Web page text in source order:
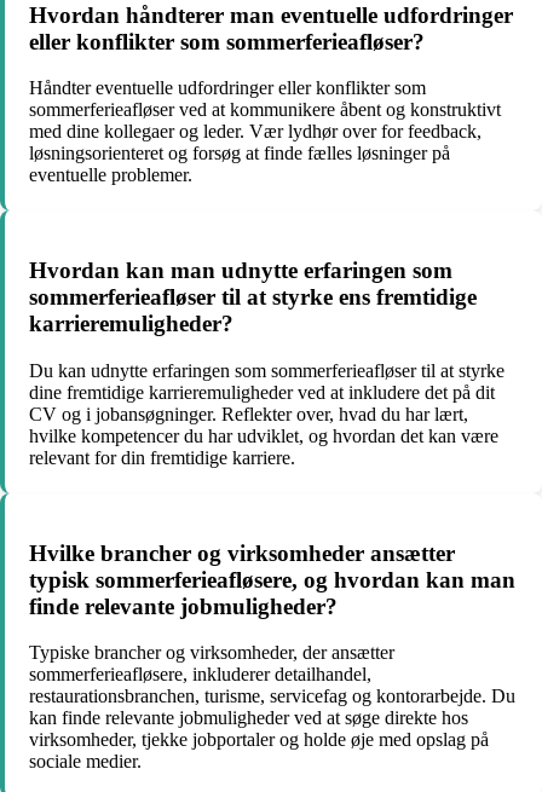
Hvordan håndterer man eventuelle udfordringer
eller konflikter som sommerferieafløser?
Håndter eventuelle udfordringer eller konflikter som
sommerferieafløser ved at kommunikere åbent og konstruktivt
med dine kollegaer og leder. Vær lydhør over for feedback,
løsningsorienteret og forsøg at finde fælles løsninger på
eventuelle problemer.
Hvordan kan man udnytte erfaringen som
sommerferieafløser til at styrke ens fremtidige
karrieremuligheder?
Du kan udnytte erfaringen som sommerferieafløser til at styrke
dine fremtidige karrieremuligheder ved at inkludere det på dit
CV og i jobansøgninger. Reflekter over, hvad du har lært,
hvilke kompetencer du har udviklet, og hvordan det kan være
relevant for din fremtidige karriere.
Hvilke brancher og virksomheder ansætter
typisk sommerferieafløsere, og hvordan kan man
finde relevante jobmuligheder?
Typiske brancher og virksomheder, der ansætter
sommerferieafløsere, inkluderer detailhandel,
restaurationsbranchen, turisme, servicefag og kontorarbejde. Du
kan finde relevante jobmuligheder ved at søge direkte hos
virksomheder, tjekke jobportaler og holde øje med opslag på
sociale medier.